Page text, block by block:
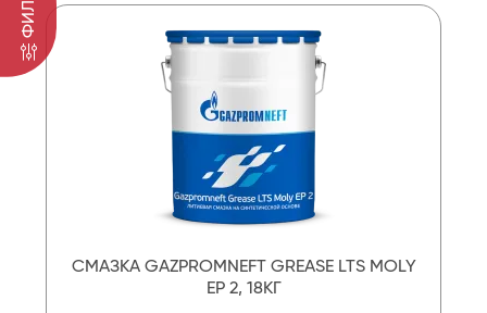
СМАЗКА GAZPROMNEFT GREASE LTS MOLY
EP 2, 18КГ